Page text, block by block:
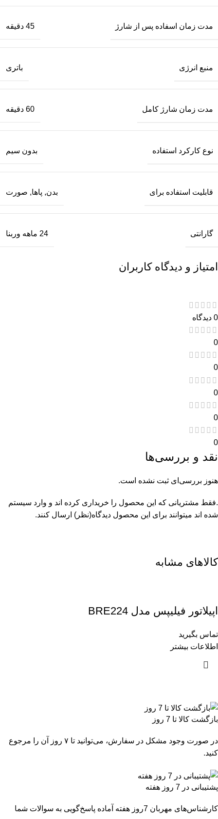
مدت زمان اسفاده پس از شارژ 45 دقیقه
منبع انرژی باتری
مدت زمان شارژ کامل 60 دقیقه
نوع کارکرد استفاده بدون سیم
قابلیت استفاده برای بدن, پاها, صورت
گارانتی 24 ماهه وربنا
امتیاز و دیدگاه کاربران
0 دیدگاه
0
0
0
0
0
نقد و بررسی‌ها
هنوز بررسی‌ای ثبت نشده است.
.فقط مشتریانی که این محصول را خریداری کرده اند و وارد سیستم
شده اند میتوانند برای این محصول دیدگاه(نظر) ارسال کنند.
کالاهای مشابه
اپیلاتور فیلیپس مدل BRE224
تماس بگیرید
اطلاعات بیشتر
بازگشت کالا تا 7 روز
در صورت وجود مشکل در سفارش، می‌توانید تا ۷ روز آن را مرجوع
کنید.
پشتیبانی در 7 روز هفته
کارشناس‌های مهربان 7روز هفته آماده پاسخ‌گویی به سوالات شما